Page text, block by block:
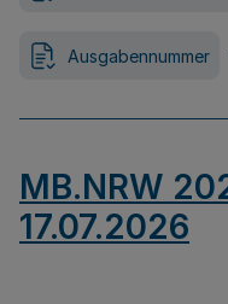
Ausgabennummer
MB.NRW
17.07.2026